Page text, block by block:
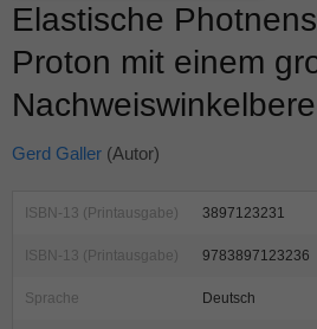
Elastische
Proton mit einem
Gerd Galler (Autor)
ISBN-13 (Printausgabe) 3897123231
ISBN-13 (Printausgabe) 9783897123236
Sprache Deutsch